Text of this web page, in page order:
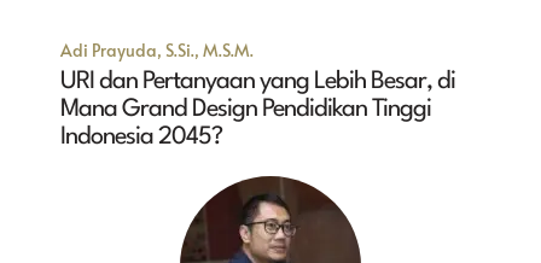
Adi Prayuda, S.Si., M.S.M.
URI dan Pertanyaan yang Lebih Besar, di
Mana Grand Design Pendidikan Tinggi
Indonesia 2045?